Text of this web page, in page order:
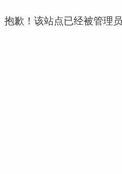
抱歉！该站点已经被管理